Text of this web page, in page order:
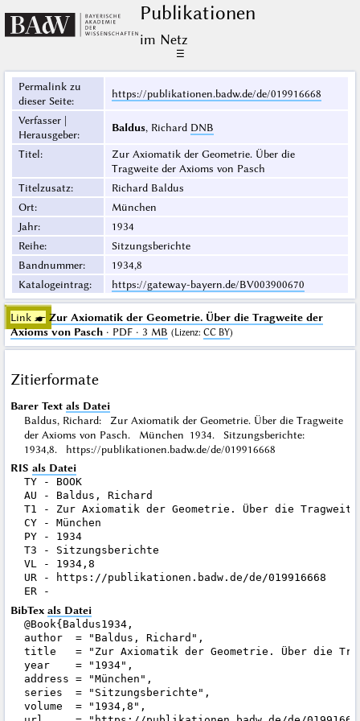
Publikationen
im Netz
☰
Permalink zu
dieser Seite:
https://publikationen.badw.de/de/019916668
Verfasser |
Herausgeber:
Baldus, Richard DNB
Titel:
Zur Axiomatik der Geometrie. Über die
Tragweite der Axioms von Pasch
Titelzusatz:
Richard Baldus
Ort:
München
Jahr:
1934
Reihe:
Sitzungsberichte
Bandnummer:
1934,8
Katalogeintrag: https://gateway-bayern.de/BV003900670
Link ☛ Zur Axiomatik der Geometrie. Über die Tragweite der
Axioms von Pasch· PDF · 3 MB (Lizenz: CC BY)
Zitierformate
Barer Text als Datei
Baldus, Richard: Zur Axiomatik der Geometrie. Über die Tragweite
der Axioms von Pasch. München 1934. Sitzungsberichte:
1934,8. https://publikationen.badw.de/de/019916668
RIS als Datei
TY - BOOK
AU - Baldus, Richard
T1 - Zur Axiomatik der Geometrie. Über die Tragweite
CY - München
PY - 1934
T3 - Sitzungsberichte
VL - 1934,8
UR - https://publikationen.badw.de/de/019916668
BibTex als Datei
@Book{Baldus1934,
author  = "Baldus, Richard",
title   = "Zur Axiomatik der Geometrie. Über die
year    = "1934",
address = "München",
series  = "Sitzungsberichte",
volume  = "1934,8",